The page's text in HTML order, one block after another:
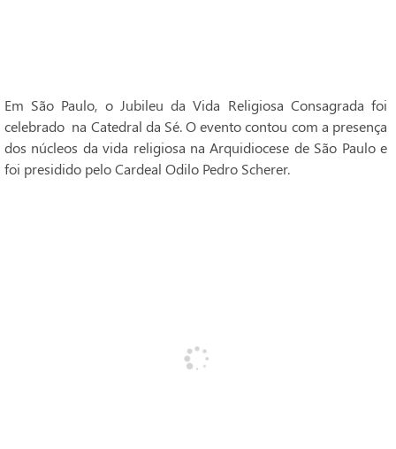
Em São Paulo, o Jubileu da Vida Religiosa Consagrada foi
celebrado na Catedral da Sé. O evento contou com a presença
dos núcleos da vida religiosa na Arquidiocese de São Paulo e
foi presidido pelo Cardeal Odilo Pedro Scherer.